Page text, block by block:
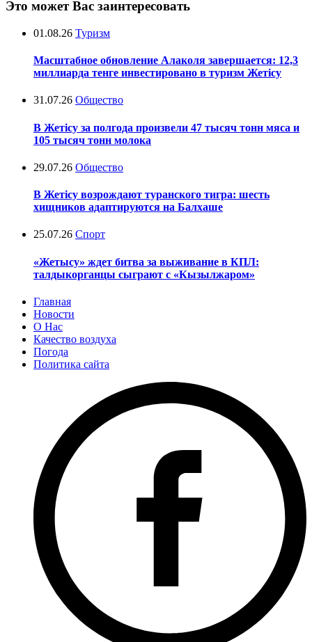
Это может Вас заинтересовать
01.08.26 Туризм
Масштабное обновление Алаколя завершается: 12,3
миллиарда тенге инвестировано в туризм Жетісу
31.07.26 Общество
В Жетісу за полгода произвели 47 тысяч тонн мяса и
105 тысяч тонн молока
29.07.26 Общество
В Жетісу возрождают туранского тигра: шесть
хищников адаптируются на Балхаше
25.07.26 Спорт
«Жетысу» ждет битва за выживание в КПЛ:
талдыкорганцы сыграют с «Кызылжаром»
Главная
Новости
О Нас
Качество воздуха
Погода
Политика сайта